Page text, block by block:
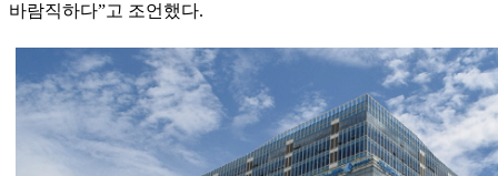
바람직하다”고 조언했다.